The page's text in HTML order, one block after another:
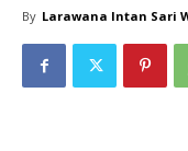
By Larawana Intan Sari